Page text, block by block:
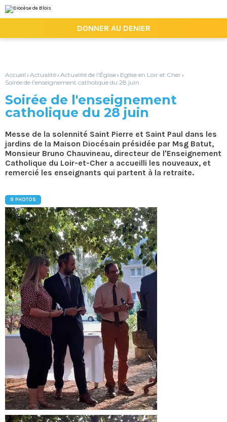
au
contenu.
la
personnels
DONNER AU DENIER
Accueil › Actualité› Actualité de l'Église› Eglise en Loir et Cher›
Soirée de l'enseignement catholique du 28 juin
Soirée de l'enseignement
catholique du 28 juin
Messe de la solennité Saint Pierre et Saint Paul dans les
jardins de la Maison Diocésain présidée par Msg Batut,
Monsieur Bruno Chauvineau, directeur de l'Enseignement
Catholique du Loir-et-Cher a accueilli les nouveaux, et
remercié les enseignants qui partent à la retraite.
9 PHOTOS